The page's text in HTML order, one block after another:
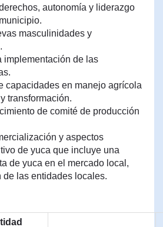
autonomía y liderazgo
masculinidades y
implementación de las
capacidades en manejo agrícola
transformación.
de comité de producción
y aspectos
de yuca que incluye una
de yuca en el mercado local,
las entidades locales.